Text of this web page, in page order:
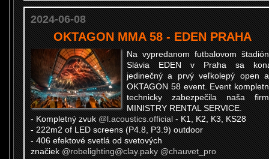
2024-06-08
OKTAGON MMA 58 - EDEN PRAHA
Na vypredanom futbalovom
Slávia EDEN v Praha sa
jedinečný a prvý veľkolepý open
OKTAGON 58 event. Event
technicky zabezpečila naša
MINISTRY RENTAL SERVICE.
- Kompletný zvuk@l.acoustics.official- K1, K2, K3, KS28
- 222m2 of LED screens (P4.8, P3.9) outdoor
- 406 efektové svetlá od svetových
značiek@robelighting@clay.paky @chauvet_pro